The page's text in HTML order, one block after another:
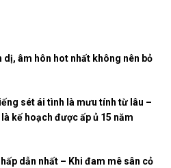
âm hôn hot nhất không nên bỏ
sét ái tình là mưu tính từ lâu –
kế hoạch được ấp ủ 15 năm
dẫn nhất – Khi đam mê sân cỏ